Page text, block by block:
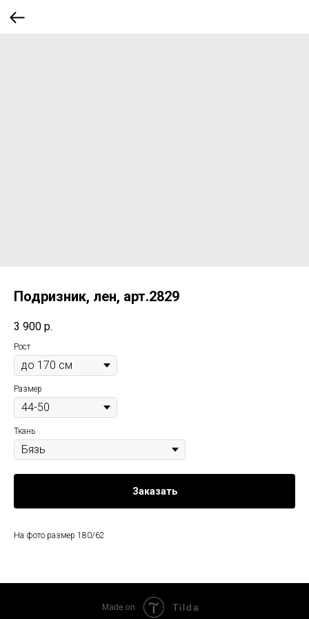
Подризник, лен, арт.2829
3 900 р.
Рост
Размер
Ткань
Заказать
На фото размер 180/62
Made on Tilda